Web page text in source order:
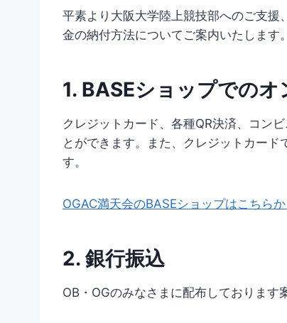
平素より大阪大学陸上競技部へのご支援
金の納付方法についてご案内いたします。
1. BASEショップでのオ
クレジットカード、各種QR決済、コン
とができます。また、クレジットカー
す。
OGAC満天会のBASEショップはこちらか
2. 銀行振込
OB・OGのみなさまに配布しております